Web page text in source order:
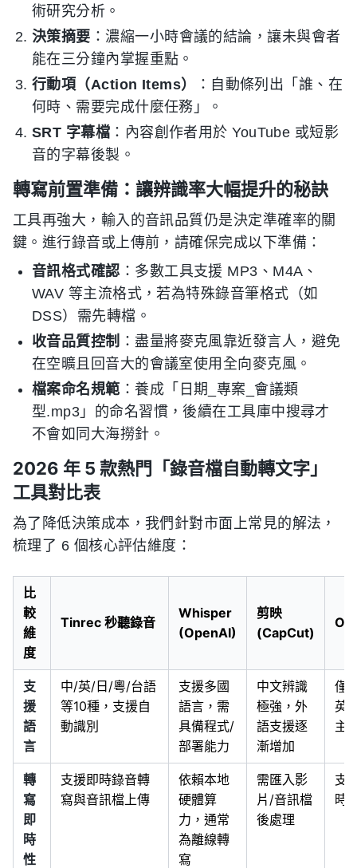
術研究分析。
決策摘要 ：濃縮一小時會議的結論，讓未與會者
能在三分鐘內掌握重點。
行動項（Action Items）
：自動條列出「誰、在
何時、需要完成什麼任務」。
SRT 字幕檔 ：內容創作者用於 YouTube 或短影
音的字幕後製。
轉寫前置準備：讓辨識率大幅提升的秘訣
工具再強大，輸入的音訊品質仍是決定準確率的關
鍵。進行錄音或上傳前，請確保完成以下準備：
音訊格式確認 ：多數工具支援 MP3、M4A、
WAV 等主流格式，若為特殊錄音筆格式（如
DSS）需先轉檔。
收音品質控制 ：盡量將麥克風靠近發言人，避免
在空曠且回音大的會議室使用全向麥克風。
檔案命名規範 ：養成「日期_專案_會議類
型.mp3」的命名習慣，後續在工具庫中搜尋才
不會如同大海撈針。
2026 年 5 款熱門「錄音檔自動轉文字」
工具對比表
為了降低決策成本，我們針對市面上常見的解法，
梳理了 6 個核心評估維度：
比
較
維
度
Tinrec 秒聽錄音
Whisper
(OpenAI)
剪映
(CapCut)
支
援
語
言
中/英/日/粵/台語
等10種，支援自
動識別
支援多國
語言，需
具備程式/
部署能力
中文辨識
極強，外
語支援逐
漸增加
僅
英
主
轉
寫
即
時
性
支援即時錄音轉
寫與音訊檔上傳
依賴本地
硬體算
力，通常
為離線轉
寫
需匯入影
片/音訊檔
後處理
支
時